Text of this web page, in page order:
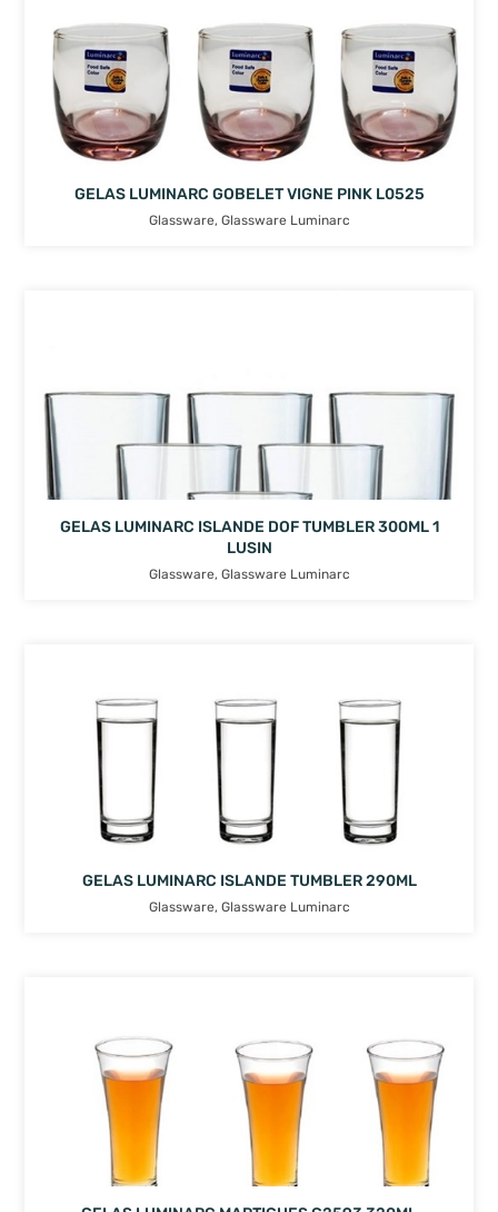
GELAS LUMINARC GOBELET VIGNE PINK L0525
Glassware, Glassware Luminarc
GELAS LUMINARC ISLANDE DOF TUMBLER 300ML 1
LUSIN
Glassware, Glassware Luminarc
GELAS LUMINARC ISLANDE TUMBLER 290ML
Glassware, Glassware Luminarc